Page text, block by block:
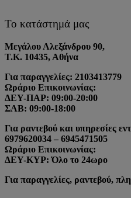
Το κατάστημά μας
Μεγάλου Αλεξάνδρου 90,
Τ.Κ. 10435, Αθήνα
Για παραγγελίες: 2103413779
Ωράριο Επικοινωνίας:
ΔΕΥ-ΠΑΡ: 09:00-20:00
ΣΑΒ: 09:00-18:00
Για ραντεβού και υπηρεσίες
6979620034 – 6945471505
Ωράριο Επικοινωνίας:
ΔΕΥ-ΚΥΡ: Όλο το 24ωρο
Για παραγγελίες, ραντεβού,